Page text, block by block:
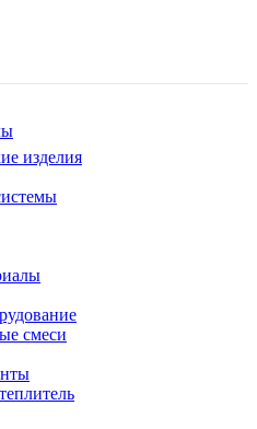
изделия
смеси